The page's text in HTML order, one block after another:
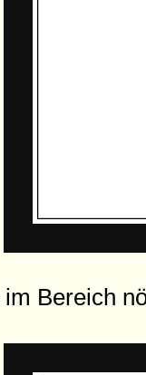
Bereich